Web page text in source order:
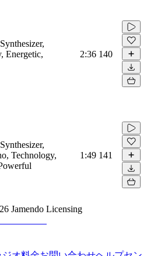
Energetic,
2:36 140
Technology,
1:49 141
Jamendo Licensing